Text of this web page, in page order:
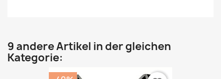
9 andere Artikel in der gleichen
Kategorie: